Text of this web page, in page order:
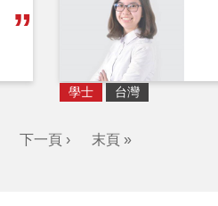
學士 台灣
下一頁 › 末頁 »